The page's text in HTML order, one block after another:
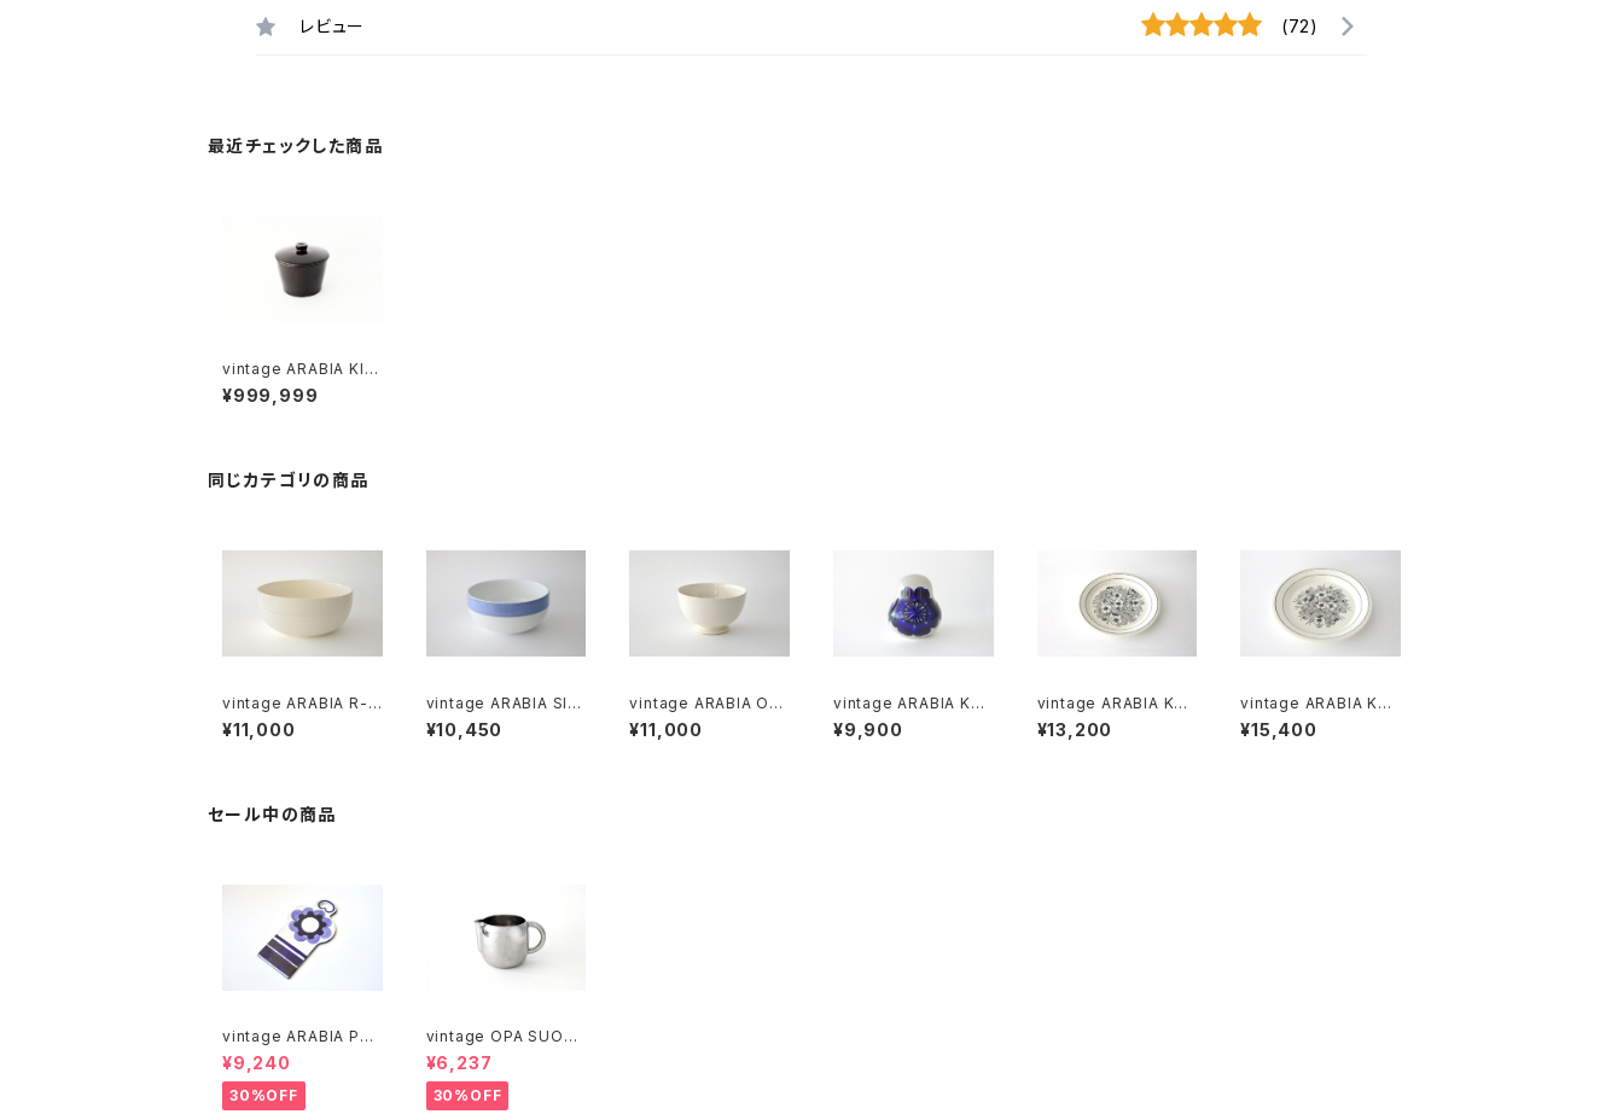
レビュー (72)
最近チェックした商品
vintage ARABIA KIL
TA suger pot with li
d black / ヴィンテージ
¥999,999
同じカテゴリの商品
vintage ARABIA R-m
odel bowl / オールド
アラビア ボウル アイボ
¥11,000
vintage ARABIA SINI
VALKO R-model bo
wl / オールドアラビア
¥10,450
vintage ARABIA O-
model bowl ivory /
ヴィンテージ アラビア
¥11,000
vintage ARABIA KÖ
ÖKKI salt＆pepper s
haker cobalt / ヴィン
¥9,900
vintage ARABIA KR
OKUS Plate 20cm /
ヴィンテージ アラビア
¥13,200
vintage ARABIA KR
OKUS Plate 24cm /
ヴィンテージ アラビア
¥15,400
セール中の商品
vintage ARABIA PAJ
U cutting boad / ヴィ
ンテージ アラビア パユ
カッティングボード
¥9,240
30%OFF
vintage OPA SUOMI
stainless milk pitch
er M / ヴィンテージ オ
ーパ スオミ ステンレス
ミルクピッチャー M
¥6,237
30%OFF